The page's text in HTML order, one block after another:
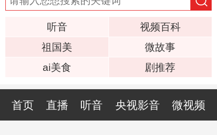
听音
视频百科
祖国美
微故事
ai美食
剧推荐
首页 直播 听音 央视影音 微视频